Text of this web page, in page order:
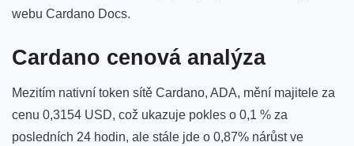
webu Cardano Docs.
Cardano cenová analýza
Mezitím nativní token sítě Cardano, ADA, mění majitele za
cenu 0,3154 USD, což ukazuje pokles o 0,1 % za
posledních 24 hodin, ale stále jde o 0,87% nárůst ve